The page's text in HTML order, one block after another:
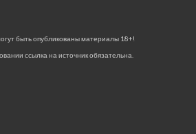
быть опубликованы материалы 18+!
ссылка на источник обязательна.